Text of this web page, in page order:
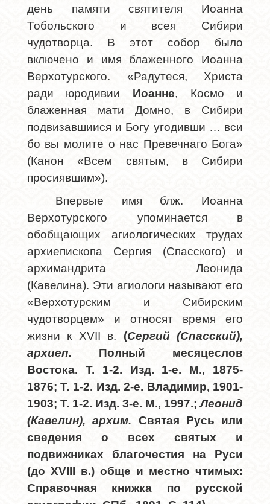
день памяти святителя Иоанна
Тобольского и всея Сибири
чудотворца. В этот собор было
включено и имя блаженного Иоанна
Верхотурского. «Радутеся, Христа
ради юродивии Иоанне, Космо и
блаженная мати Домно, в Сибири
подвизавшиися и Богу угодивши … вси
бо вы молите о нас Превечнаго Бога»
(Канон «Всем святым, в Сибири
просиявшим»).
Впервые имя блж. Иоанна
Верхотурского упоминается в
обобщающих агиологических трудах
архиепископа Сергия (Спасского) и
архимандрита Леонида
(Кавелина). Эти агиологи называют его
«Верхотурским и Сибирским
чудотворцем» и относят время его
жизни к XVII в. (Сергий (Спасский),
архиеп. Полный месяцеслов
Востока. Т. 1-2. Изд. 1-е. М., 1875-
1876; Т. 1-2. Изд. 2-е. Владимир, 1901-
1903; Т. 1-2. Изд. 3-е. М., 1997.;Леонид
(Кавелин), архим. Святая Русь или
сведения о всех святых и
подвижниках благочестия на Руси
(до XVIII в.) обще и местно чтимых:
Справочная книжка по русской